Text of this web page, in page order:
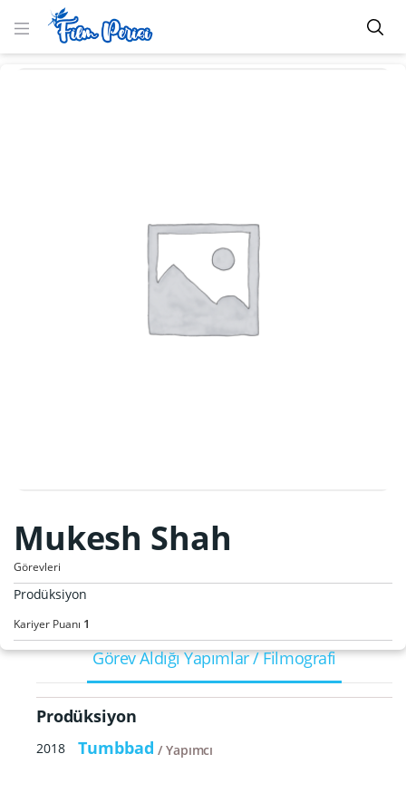
Mukesh Shah
Görevleri
Prodüksiyon
Kariyer Puanı 1
Görev Aldığı Yapımlar / Filmografi
Prodüksiyon
2018 Tumbbad Yapımcı